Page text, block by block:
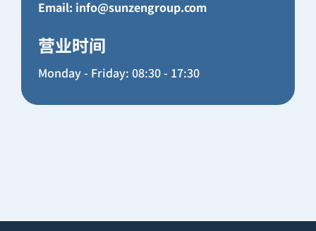
Email: info@sunzengroup.com
营业时间
Monday - Friday: 08:30 - 17:30